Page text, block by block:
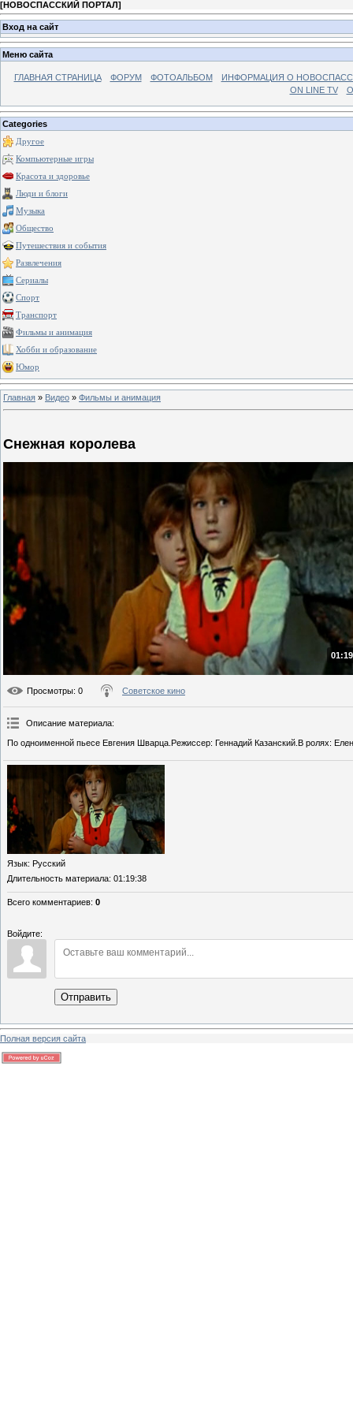
[НОВОСПАССКИЙ ПОРТАЛ]
Вход на сайт
Меню сайта
ГЛАВНАЯ СТРАНИЦА ФОРУМ ФОТОАЛЬБОМ
ИНФОРМАЦИЯ О
ON LINE TV
Categories
Другое
Компьютерные игры
Красота и здоровье
Люди и блоги
Музыка
Общество
Путешествия и события
Развлечения
Сериалы
Спорт
Транспорт
Фильмы и анимация
Хобби и образование
Юмор
Главная » Видео » Фильмы и анимация
Снежная королева
Просмотры: 0 Советское кино
Описание материала:
По одноименной пьесе Евгения Шварца.Режиссер: Геннадий Казанский.В ролях:
Язык: Русский
Длительность материала: 01:19:38
Всего комментариев: 0
Войдите:
Отправить
Полная версия сайта